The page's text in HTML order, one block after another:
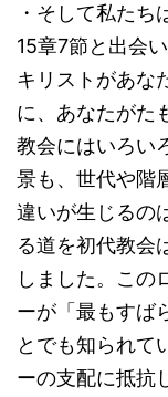
・そして私たち
15章7節と出会
キリストがあな
に、あなたがた
教会にはいろい
景も、世代や階
違いが生じるの
る道を初代教会
しました。この
ーが「最もすば
とでも知られて
ーの支配に抵抗